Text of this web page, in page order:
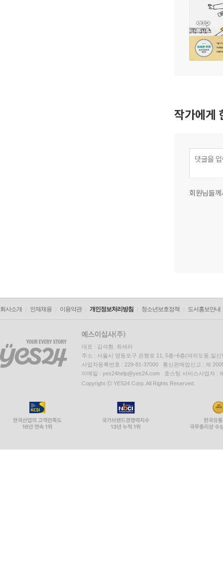
작가에게
회원님들
회사소개 인재채용 이용약관 개인정보처리방침 청소년보호정책 도서홍보안내
대표 : 김석환, 최세라
주소 : 서울시 영등포구 은행로 11, 5층~6층(여의도동,일신
사업자등록번호 : 229-81-37000 통신판매업신고 : 제
이메일 : yes24help@yes24.com 호스팅 서비스사업자 :
Copyright ⓒ YES24 Corp. All Rights Reserved.